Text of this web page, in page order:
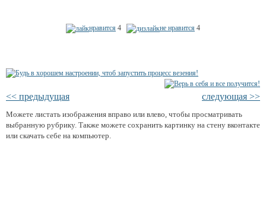
нравится 4 не нравится 4
<< предыдущая следующая >>
Можете листать изображения вправо или влево, чтобы просматривать
выбранную рубрику. Также можете сохранить картинку на стену вконтакте
или скачать себе на компьютер.